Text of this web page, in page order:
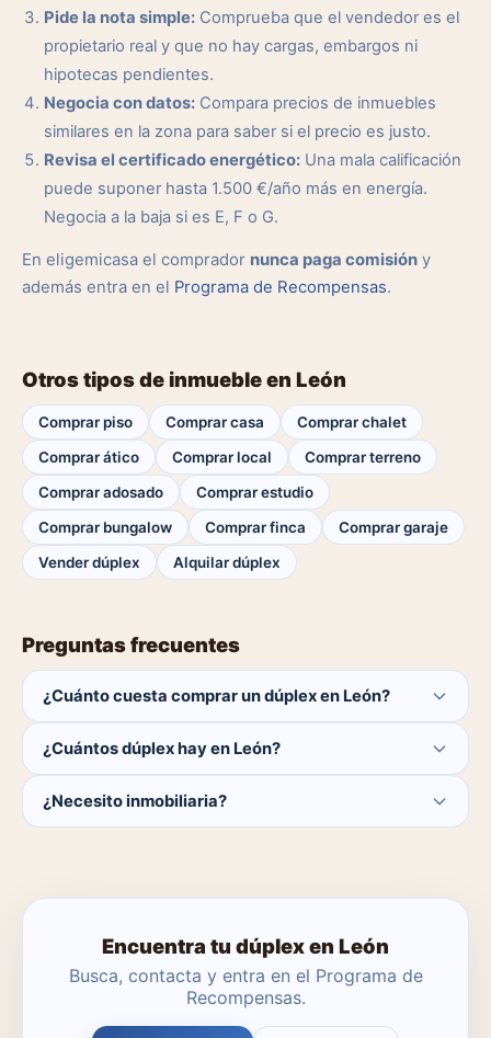
Pide la nota simple: Comprueba que el vendedor es el
propietario real y que no hay cargas, embargos ni
hipotecas pendientes.
Negocia con datos: Compara precios de inmuebles
similares en la zona para saber si el precio es justo.
Revisa el certificado energético: Una mala calificación
puede suponer hasta 1.500 €/año más en energía.
Negocia a la baja si es E, F o G.
En eligemicasa el comprador nunca paga comisión y
además entra en el Programa de Recompensas.
Otros tipos de inmueble en León
Comprar piso Comprar casa
Comprar chalet
Comprar ático
Comprar local
Comprar terreno
Comprar adosado
Comprar estudio
Comprar bungalow
Comprar finca
Comprar garaje
Vender dúplex
Alquilar dúplex
Preguntas frecuentes
¿Cuánto cuesta comprar un dúplex en León?
¿Cuántos dúplex hay en León?
catálogo se actualiza a diario.
¿Necesito inmobiliaria?
Encuentra tu dúplex en León
Busca, contacta y entra en el Programa de
Recompensas.